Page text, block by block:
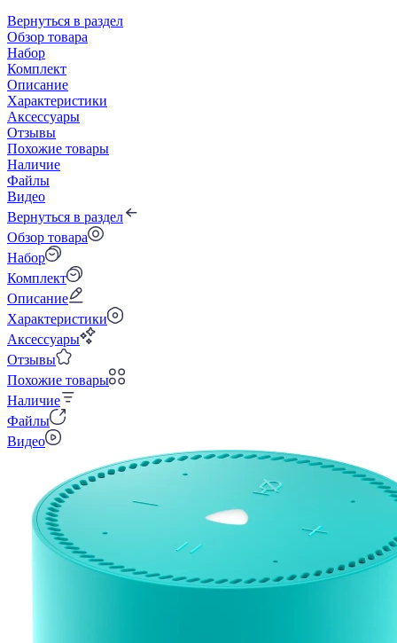
Вернуться в раздел
Обзор товара
Набор
Комплект
Описание
Характеристики
Аксессуары
Отзывы
Похожие товары
Наличие
Файлы
Видео
Вернуться в раздел
Обзор товара
Набор
Комплект
Описание
Характеристики
Аксессуары
Отзывы
Похожие товары
Наличие
Файлы
Видео